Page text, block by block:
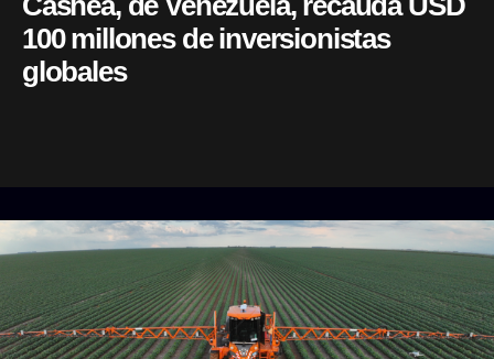
100 millones de inversionistas
globales